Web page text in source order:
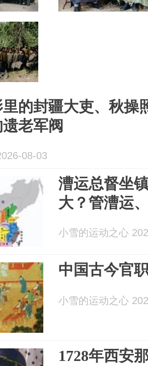
的封疆大吏、秋操
老军阀
08-03
漕运总督坐
大？管漕运
小雪的运动之心
中国古今官
小雪的运动之心
1728年西安